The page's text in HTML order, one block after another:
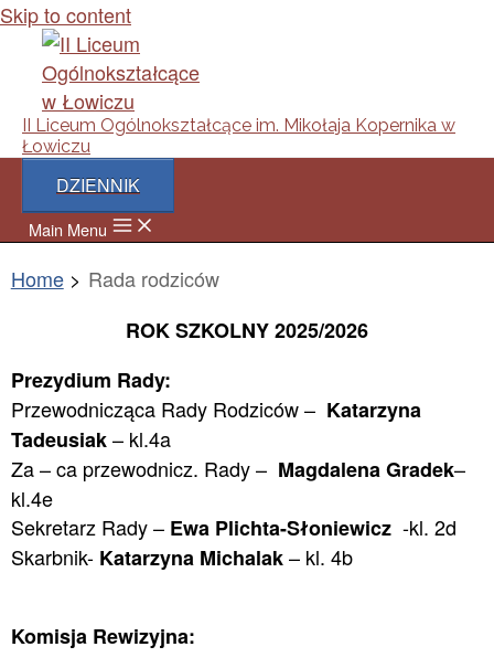
Skip to content
II Liceum Ogólnokształcące im. Mikołaja Kopernika w
Łowiczu
DZIENNIK
Main Menu
Home
Rada rodziców
ROK SZKOLNY 2025/2026
Prezydium Rady:
Przewodnicząca Rady Rodziców – Katarzyna
Tadeusiak– kl.4a
Za – ca przewodnicz. Rady – Magdalena Gradek–
kl.4e
Sekretarz Rady – Ewa Plichta-Słoniewicz -kl. 2d
Skarbnik- Katarzyna Michalak– kl. 4b
Komisja Rewizyjna: